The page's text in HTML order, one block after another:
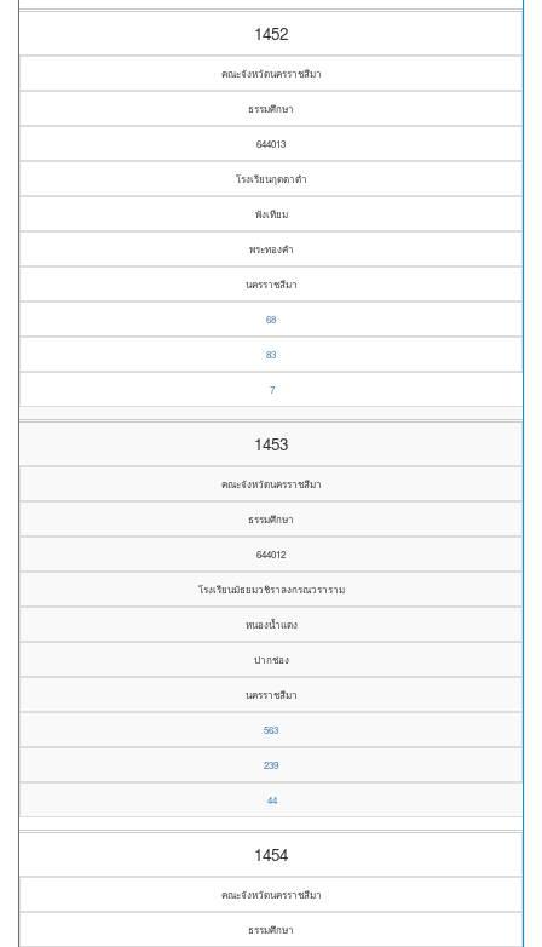
1452
คณะจังหวัดนครราชสีมา
ธรรมศึกษา
644013
โรงเรียนกุดตาดำ
พังเทียม
พระทองคำ
นครราชสีมา
68
83
7
1453
คณะจังหวัดนครราชสีมา
ธรรมศึกษา
644012
โรงเรียนมัธยมวชิราลงกรณวราราม
หนองน้ำแดง
ปากช่อง
นครราชสีมา
563
239
44
1454
คณะจังหวัดนครราชสีมา
ธรรมศึกษา